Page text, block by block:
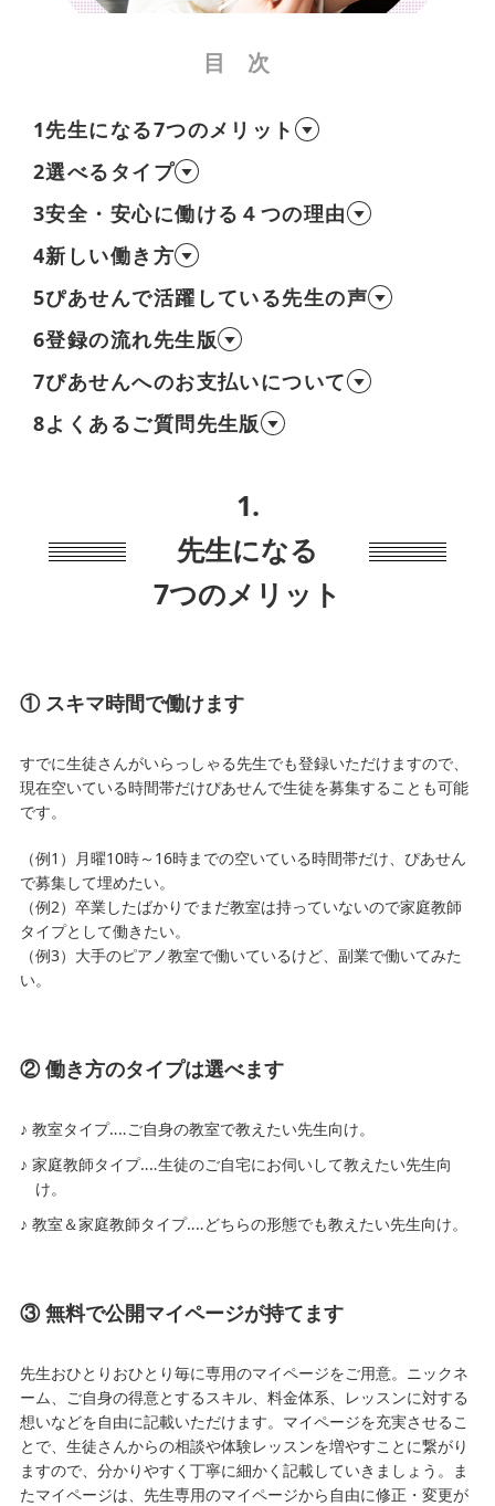
目次
1先生になる7つのメリット
2選べるタイプ
3安全・安心に働ける４つの理由
4新しい働き方
5ぴあせんで活躍している先生の声
6登録の流れ先生版
7ぴあせんへのお支払いについて
8よくあるご質問先生版
1.
先生になる
7つのメリット
① スキマ時間で働けます
すでに生徒さんがいらっしゃる先生でも登録いただけますので、
現在空いている時間帯だけぴあせんで生徒を募集することも可能
です。
（例1）月曜10時～16時までの空いている時間帯だけ、ぴあせん
で募集して埋めたい。
（例2）卒業したばかりでまだ教室は持っていないので家庭教師
タイプとして働きたい。
（例3）大手のピアノ教室で働いているけど、副業で働いてみた
い。
② 働き方のタイプは選べます
教室タイプ‥‥ご自身の教室で教えたい先生向け。
家庭教師タイプ‥‥生徒のご自宅にお伺いして教えたい先生向
け。
教室＆家庭教師タイプ‥‥どちらの形態でも教えたい先生向け。
③ 無料で公開マイページが持てます
先生おひとりおひとり毎に専用のマイページをご用意。ニックネ
ーム、ご自身の得意とするスキル、料金体系、レッスンに対する
想いなどを自由に記載いただけます。マイページを充実させるこ
とで、生徒さんからの相談や体験レッスンを増やすことに繋がり
ますので、分かりやすく丁寧に細かく記載していきましょう。ま
たマイページは、先生専用のマイページから自由に修正・変更が